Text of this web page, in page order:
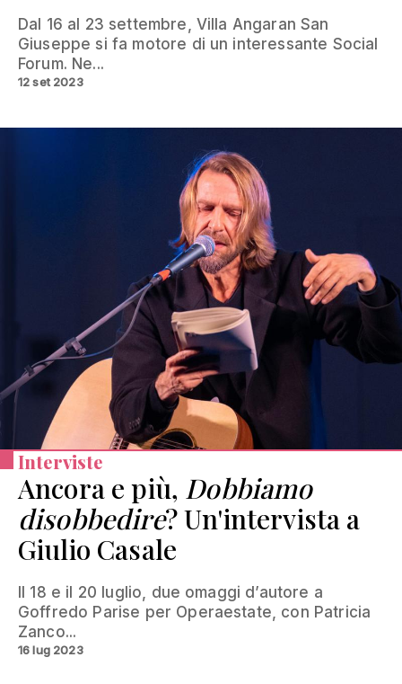
Dal 16 al 23 settembre, Villa Angaran San
Giuseppe si fa motore di un interessante Social
Forum. Ne...
12 set 2023
Interviste
Ancora e più, Dobbiamo
disobbedire? Un'intervista a
Giulio Casale
Il 18 e il 20 luglio, due omaggi d’autore a
Goffredo Parise per Operaestate, con Patricia
Zanco...
16 lug 2023